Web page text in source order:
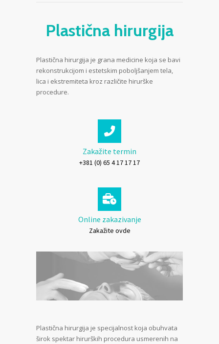
Plastična hirurgija
Plastična hirurgija je grana medicine koja se bavi
rekonstrukcijom i estetskim poboljšanjem tela,
lica i ekstremiteta kroz različite hirurške
procedure.
Zakažite termin
+381 (0) 65 4 17 17 17
Online zakazivanje
Zakažite ovde
Plastična hirurgija je specijalnost koja obuhvata
širok spektar hirurških procedura usmerenih na